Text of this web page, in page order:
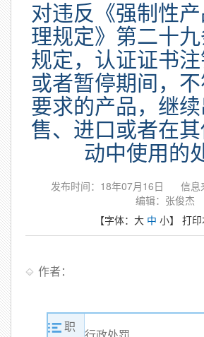
对违反《强制性
理规定》第二十
规定，认证证书
或者暂停期间，
要求的产品，继
售、进口或者在
动中使用的
发布时间：18年07月16日
信息
编辑：张俊杰
【字体： 大 中 小】 打
作者：
职